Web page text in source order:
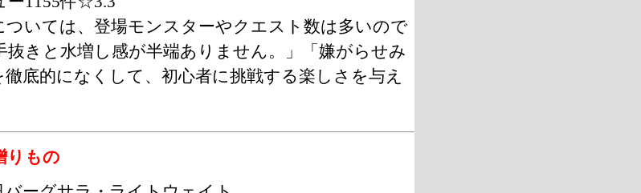
ついては、登場モンスターやクエスト数は多いので
抜きと水増し感が半端ありません。」「嫌がらせみ
底的になくして、初心者に挑戦する楽しさを与え
りもの